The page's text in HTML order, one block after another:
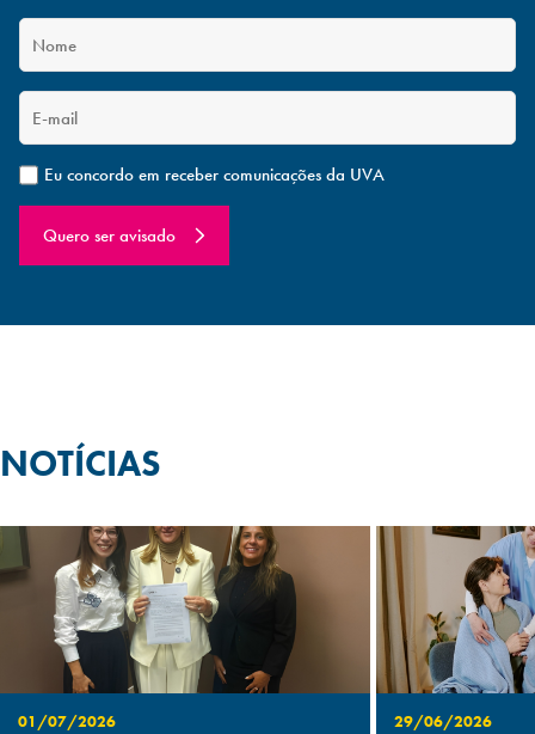
Eu concordo em receber comunicações da UVA
Quero ser avisado
NOTÍCIAS
01/07/2026 29/06/2026